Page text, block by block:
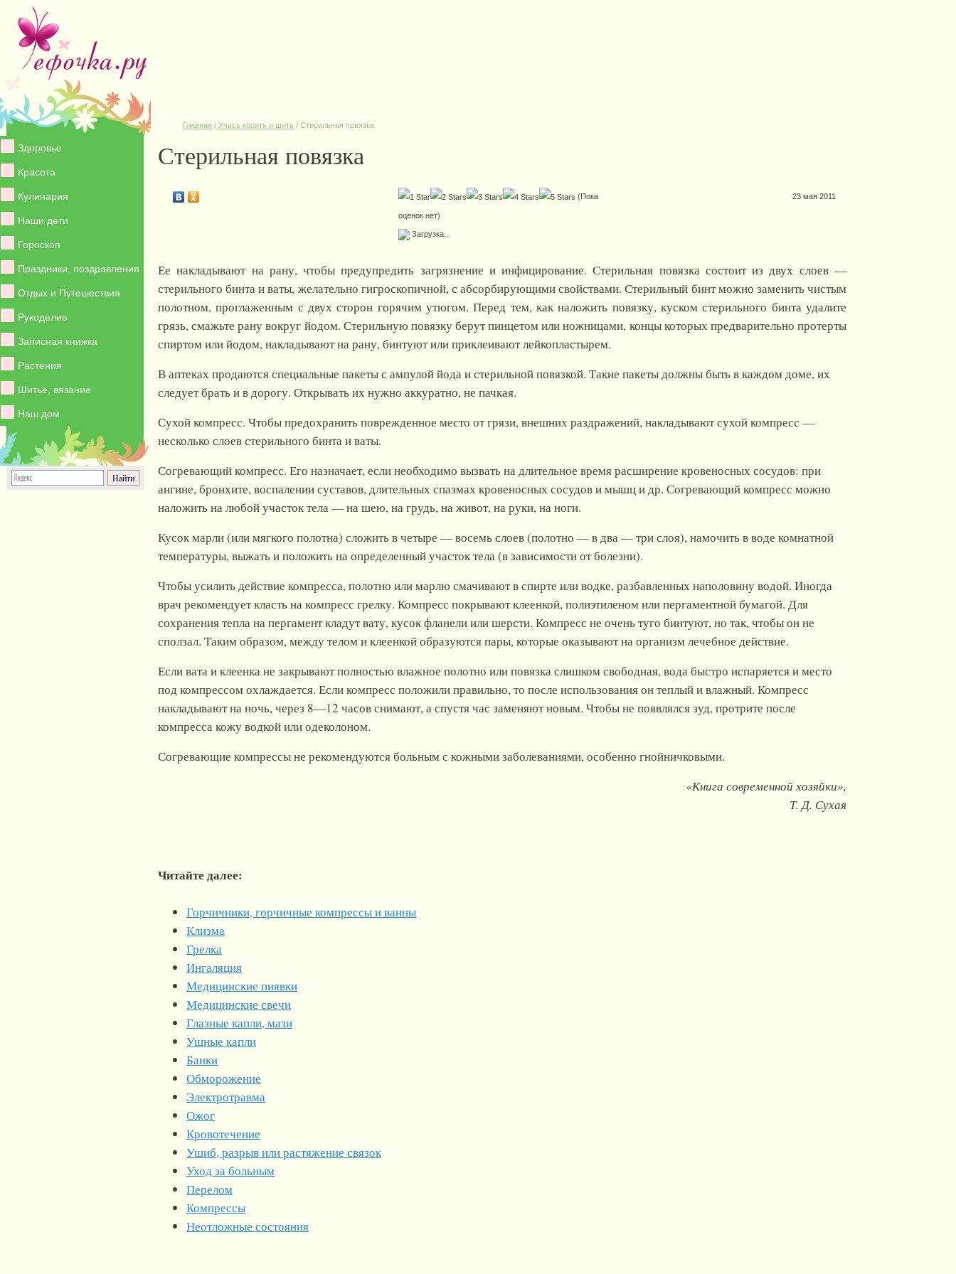
Здоровье
Красота
Кулинария
Наши дети
Гороскоп
Праздники, поздравления
Отдых и Путешествия
Рукоделие
Записная книжка
Растения
Шитье, вязание
Наш дом
Главная / Учись кроить и шить / Стерильная повязка
Стерильная повязка
(Пока
оценок нет)
Загрузка...
23 мая 2011
Ее накладывают на рану, чтобы предупредить загрязнение и инфицирование. Стерильная повязка состоит из двух слоев —
стерильного бинта и ваты, желательно гигроскопичной, с абсорбирующими свойствами. Стерильный бинт можно заменить чистым
полотном, проглаженным с двух сторон горячим утюгом. Перед тем, как наложить повязку, куском стерильного бинта удалите
грязь, смажьте рану вокруг йодом. Стерильную повязку берут пинцетом или ножницами, концы которых предварительно протерты
спиртом или йодом, накладывают на рану, бинтуют или приклеивают лейкопластырем.
В аптеках продаются специальные пакеты с ампулой йода и стерильной повязкой. Такие пакеты должны быть в каждом доме, их
следует брать и в дорогу. Открывать их нужно аккуратно, не пачкая.
Сухой компресс. Чтобы предохранить поврежденное место от грязи, внешних раздражений, накладывают сухой компресс —
несколько слоев стерильного бинта и ваты.
Согревающий компресс. Его назначает, если необходимо вызвать на длительное время расширение кровеносных сосудов: при
ангине, бронхите, воспалении суставов, длительных спазмах кровеносных сосудов и мышц и др. Согревающий компресс можно
наложить на любой участок тела — на шею, на грудь, на живот, на руки, на ноги.
Кусок марли (или мягкого полотна) сложить в четыре — восемь слоев (полотно — в два — три слоя), намочить в воде комнатной
температуры, выжать и положить на определенный участок тела (в зависимости от болезни).
Чтобы усилить действие компресса, полотно или марлю смачивают в спирте или водке, разбавленных наполовину водой. Иногда
врач рекомендует класть на компресс грелку. Компресс покрывают клеенкой, полиэтиленом или пергаментной бумагой. Для
сохранения тепла на пергамент кладут вату, кусок фланели или шерсти. Компресс не очень туго бинтуют, но так, чтобы он не
сползал. Таким образом, между телом и клеенкой образуются пары, которые оказывают на организм лечебное действие.
Если вата и клеенка не закрывают полностью влажное полотно или повязка слишком свободная, вода быстро испаряется и место
под компрессом охлаждается. Если компресс положили правильно, то после использования он теплый и влажный. Компресс
накладывают на ночь, через 8—12 часов снимают, а спустя час заменяют новым. Чтобы не появлялся зуд, протрите после
компресса кожу водкой или одеколоном.
Согревающие компрессы не рекомендуются больным с кожными заболеваниями, особенно гнойничковыми.
«Книга современной хозяйки»,
Т. Д. Сухая
Читайте далее:
Горчичники, горчичные компрессы и ванны
Клизма
Грелка
Ингаляция
Медицинские пиявки
Медицинские свечи
Глазные капли, мази
Ушные капли
Банки
Обморожение
Электротравма
Ожог
Кровотечение
Ушиб, разрыв или растяжение связок
Уход за больным
Перелом
Компрессы
Неотложные состояния